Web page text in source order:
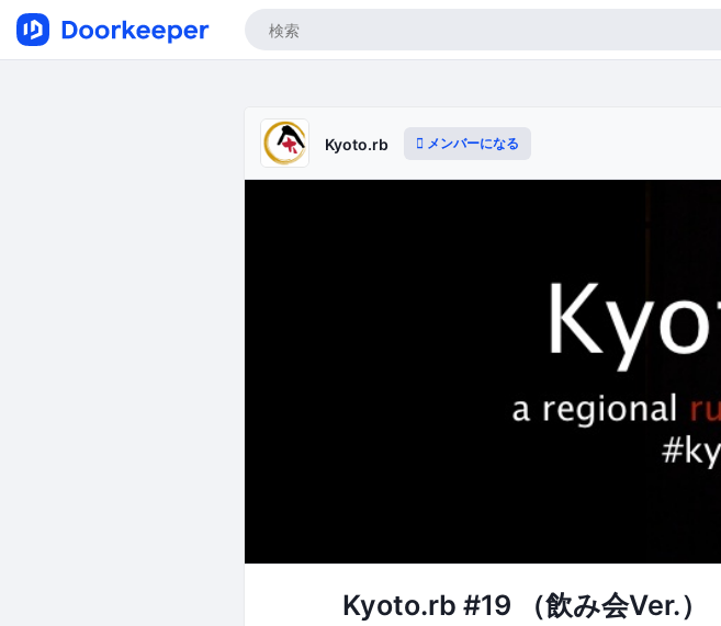
Kyoto.rb メンバーになる
Kyoto.rb #19 （飲み会Ver.）